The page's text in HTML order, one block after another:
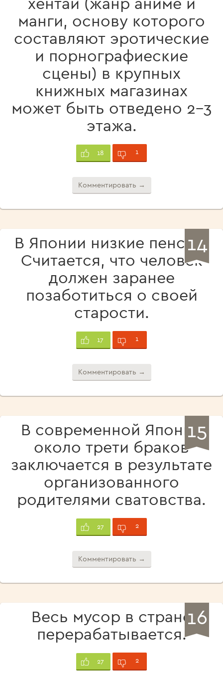
манги, основу которого
составляют эротические
и порнографиеские
сцены) в крупных
книжных магазинах
может быть отведено 2-3
этажа.
18 1
Комментировать →
14
В Японии низкие пенсии.
Считается, что человек
должен заранее
позаботиться о своей
старости.
17 1
Комментировать →
15
В современной Японии
около трети браков
заключается в результате
организованного
родителями сватовства.
27 2
Комментировать →
16
Весь мусор в стране
перерабатывается.
27 2